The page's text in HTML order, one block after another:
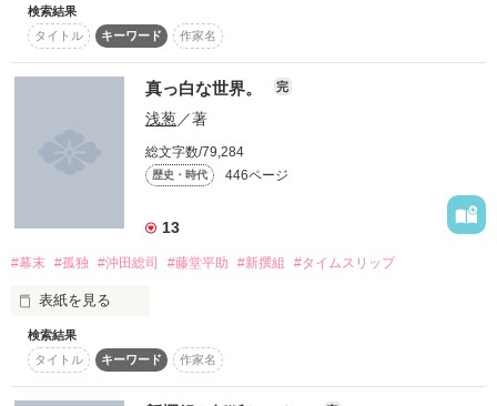
「え？副ちょ――……
さぁ？
平成からの迷い人
［二番隊組長］永倉新八(ながくらしんぱち)
【新撰組のヒミツ 弐】
新撰組の栄華の影に忍び寄るのは
とうに切り捨てた〝過去〟の因縁
新撰組監察方として生きる井岡光を
夢にまで見る非道で醜い自分を
貴方だけには知られたくない
検索結果
タイトル
キーワード 作家名
真っ白な世界。 完
浅葱／著
総文字数/79,284
歴史・時代 446ページ
13
#幕末 #孤独 #沖田総司 #藤堂平助 #新撰組 #タイムスリップ
表紙を見る
新撰組第3弾、
読んでいただけると嬉しいです。
検索結果
タイトル
キーワード 作家名